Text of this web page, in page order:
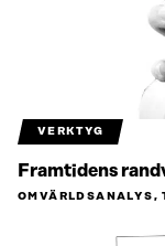
VERKTYG
Framtidens
OMVÄRLDSANALYS,